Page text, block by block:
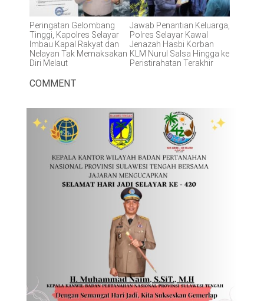
Peringatan Gelombang
Tinggi, Kapolres Selayar
Imbau Kapal Rakyat dan
Nelayan Tak Memaksakan
Diri Melaut
Jawab Penantian Keluarga,
Polres Selayar Kawal
Jenazah Hasbi Korban
KLM Nurul Salsa Hingga ke
Peristirahatan Terakhir
COMMENT